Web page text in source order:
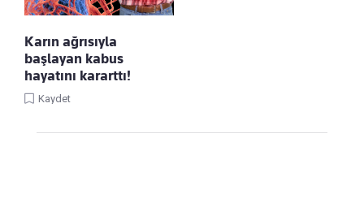
Karın ağrısıyla
başlayan kabus
hayatını kararttı!
Kaydet